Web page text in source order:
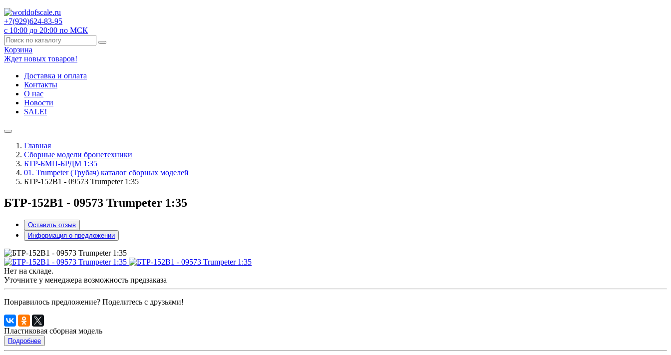
+7(929)624-83-95
с 10:00 до 20:00 по МСК
Корзина
Ждет новых товаров!
Доставка и оплата
Контакты
О нас
Новости
SALE!
Главная
Сборные модели бронетехники
БТР-БМП-БРДМ 1:35
01. Trumpeter (Трубач) каталог сборных моделей
БТР-152В1 - 09573 Trumpeter 1:35
БТР-152В1 - 09573 Trumpeter 1:35
Оставить отзыв
Информация о предложении
Нет на складе.
Уточните у менеджера возможность предзаказа
Понравилось предложение? Поделитесь с друзьями!
Пластиковая сборная модель
Подробнее